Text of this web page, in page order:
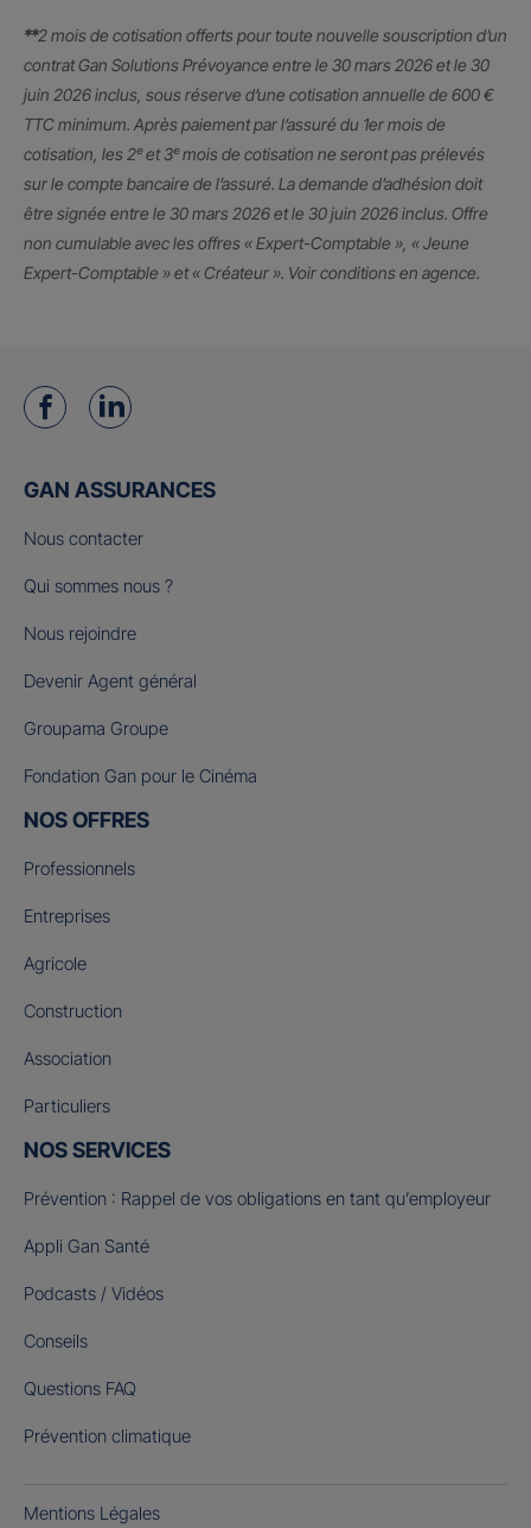
**2 mois de cotisation offerts pour toute nouvelle souscription d’un
contrat Gan Solutions Prévoyance entre le 30 mars 2026 et le 30
juin 2026 inclus, sous réserve d’une cotisation annuelle de 600 €
TTC minimum. Après paiement par l’assuré du 1er mois de
cotisation, les 2ᵉ et 3ᵉ mois de cotisation ne seront pas prélevés
sur le compte bancaire de l’assuré. La demande d’adhésion doit
être signée entre le 30 mars 2026 et le 30 juin 2026 inclus. Offre
non cumulable avec les offres « Expert-Comptable », « Jeune
Expert-Comptable » et « Créateur ». Voir conditions en agence.
GAN ASSURANCES
Nous contacter
Qui sommes nous ?
Nous rejoindre
Devenir Agent général
Groupama Groupe
Fondation Gan pour le Cinéma
NOS OFFRES
Professionnels
Entreprises
Agricole
Construction
Association
Particuliers
NOS SERVICES
Prévention : Rappel de vos obligations en tant qu’employeur
Appli Gan Santé
Podcasts / Vidéos
Conseils
Questions FAQ
Prévention climatique
Mentions Légales